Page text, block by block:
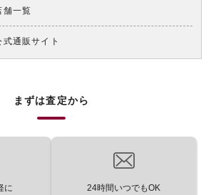
舗一覧
通販サイト
まずは査定から
に 24時間いつでもOK